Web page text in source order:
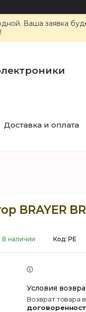
Ваша заявка
Доставка и оплата
BRAYER
В наличии Код: PE
возврат товара